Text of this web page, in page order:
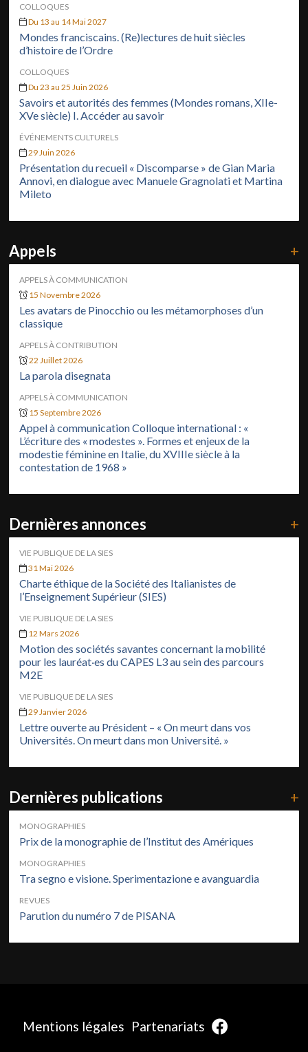
COLLOQUES
Du 13 au 14 Mai 2027
Mondes franciscains. (Re)lectures de huit siècles
d’histoire de l’Ordre
COLLOQUES
Du 23 au 25 Juin 2026
Savoirs et autorités des femmes (Mondes romans, XIIe-
XVe siècle) I. Accéder au savoir
ÉVÉNEMENTS CULTURELS
29 Juin 2026
Présentation du recueil « Discomparse » de Gian Maria
Annovi, en dialogue avec Manuele Gragnolati et Martina
Mileto
Appels +
APPELS À COMMUNICATION
15 Novembre 2026
Les avatars de Pinocchio ou les métamorphoses d’un
classique
APPELS À CONTRIBUTION
22 Juillet 2026
La parola disegnata
APPELS À COMMUNICATION
15 Septembre 2026
Appel à communication Colloque international : «
L’écriture des « modestes ». Formes et enjeux de la
modestie féminine en Italie, du XVIIIe siècle à la
contestation de 1968 »
Dernières annonces +
VIE PUBLIQUE DE LA SIES
31 Mai 2026
Charte éthique de la Société des Italianistes de
l’Enseignement Supérieur (SIES)
VIE PUBLIQUE DE LA SIES
12 Mars 2026
Motion des sociétés savantes concernant la mobilité
pour les lauréat·es du CAPES L3 au sein des parcours
M2E
VIE PUBLIQUE DE LA SIES
29 Janvier 2026
Lettre ouverte au Président – « On meurt dans vos
Universités. On meurt dans mon Université. »
Dernières publications +
MONOGRAPHIES
Prix de la monographie de l’Institut des Amériques
MONOGRAPHIES
Tra segno e visione. Sperimentazione e avanguardia
REVUES
Parution du numéro 7 de PISANA
Mentions légales Partenariats